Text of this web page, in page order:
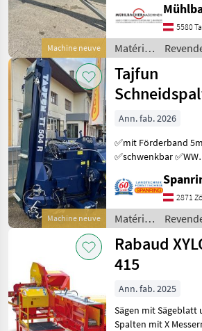
Machine neuve
Links/Rechts
Vor/Zurück
pulve
5580
Matériels
forestiers
et
matériels
pour le
travail
Uniforest
Machine neuve
Tajfun
RCA 400 JOY -
AKTION
Ann. fab. 2026
✅mit Förderband 5m
✅schwenkbar ✅WW
Spaltmesser
Qualität * Aufpreis:
hydraulischer
inkl. Mwst. 2890, - *
Matériels fore
2871
Matériels
forestiers
et
matériels
pour le
travail
Tajfun
Rabaud
415
Ann. fab. 2025
Sägen mit Sägeblatt
Spalten mit X